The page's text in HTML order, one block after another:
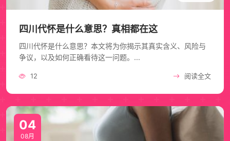
四川代怀是什么意思？真相都在这
四川代怀是什么意思？本文将为你揭示其真实含义、风险与
争议，以及如何正确看待这一问题。...
12 阅读全文
04
08月